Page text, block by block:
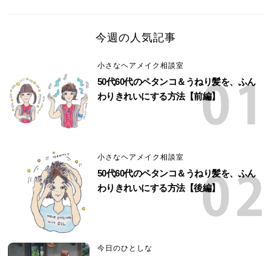
今週の人気記事
小さなヘアメイク相談室
50代60代のペタンコ＆うねり髪を、ふん
わりきれいにする方法【前編】
小さなヘアメイク相談室
50代60代のペタンコ＆うねり髪を、ふん
わりきれいにする方法【後編】
今日のひとしな